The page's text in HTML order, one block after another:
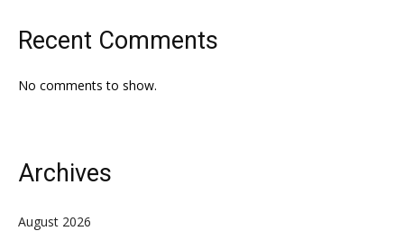
Recent Comments
No comments to show.
Archives
August 2026